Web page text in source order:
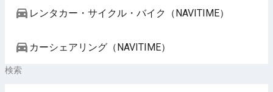
レンタカー・サイクル・バイク（NAVITIME）
カーシェアリング（NAVITIME）
検索